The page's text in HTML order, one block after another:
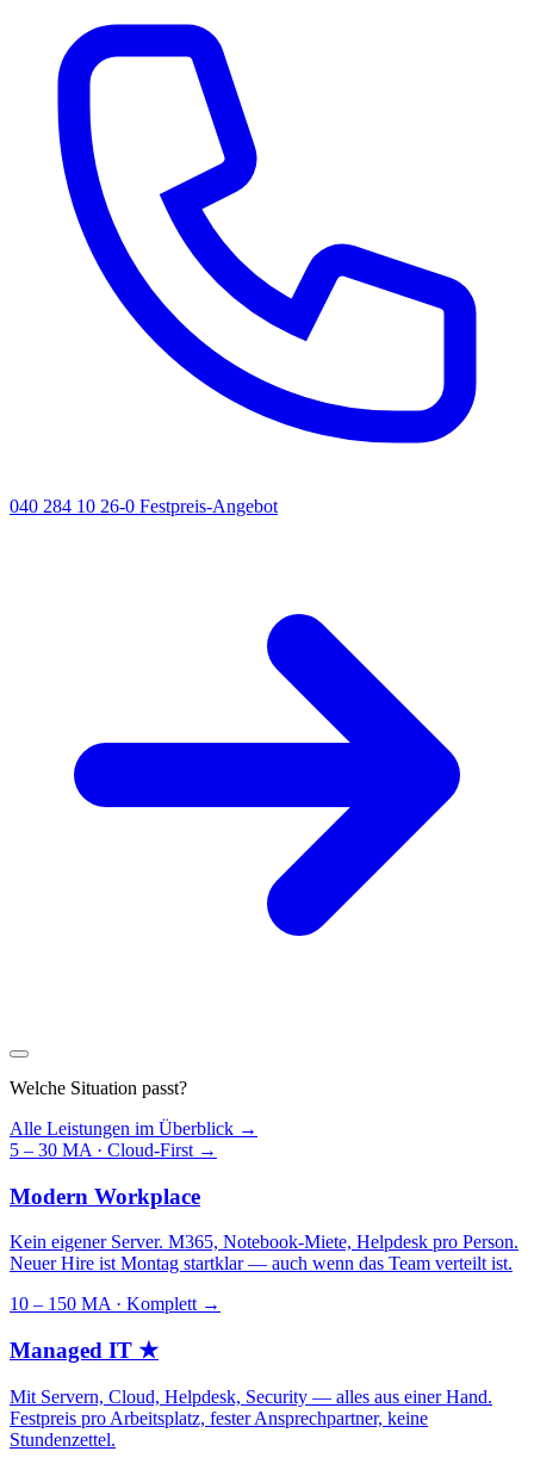
040 284 10 26-0 Festpreis-Angebot
Welche Situation passt?
Alle Leistungen im Überblick →
5 – 30 MA · Cloud-First →
Modern Workplace
Kein eigener Server. M365, Notebook-Miete, Helpdesk pro Person.
Neuer Hire ist Montag startklar — auch wenn das Team verteilt ist.
10 – 150 MA · Komplett →
Managed IT ★
Mit Servern, Cloud, Helpdesk, Security — alles aus einer Hand.
Festpreis pro Arbeitsplatz, fester Ansprechpartner, keine
Stundenzettel.